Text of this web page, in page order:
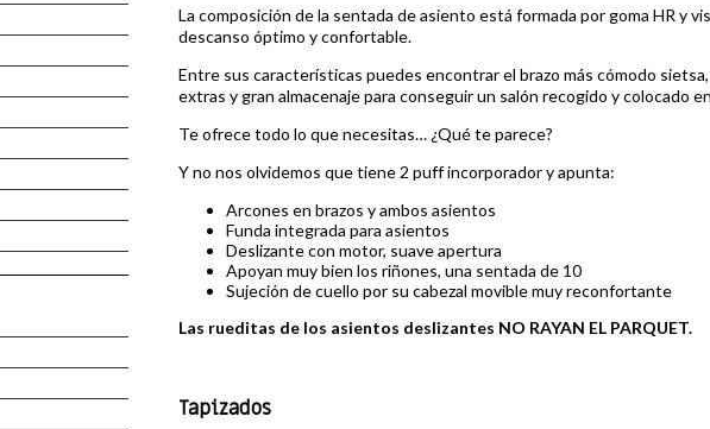
La composición de la sentada de asiento está formada por goma HR y
descanso óptimo y confortable.
Entre sus características puedes encontrar el brazo más cómodo
extras y gran almacenaje para conseguir un salón recogido y colocado
Te ofrece todo lo que necesitas… ¿Qué te parece?
Y no nos olvidemos que tiene 2 puff incorporador y apunta:
Arcones en brazos y ambos asientos
Funda integrada para asientos
Deslizante con motor, suave apertura
Apoyan muy bien los riñones, una sentada de 10
Sujeción de cuello por su cabezal movible muy reconfortante
Las rueditas de los asientos deslizantes NO RAYAN EL PARQUET.
Tapizados